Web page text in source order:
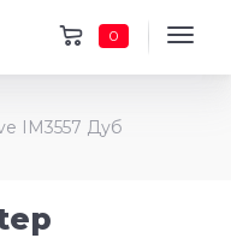
0
IM3557 Дуб